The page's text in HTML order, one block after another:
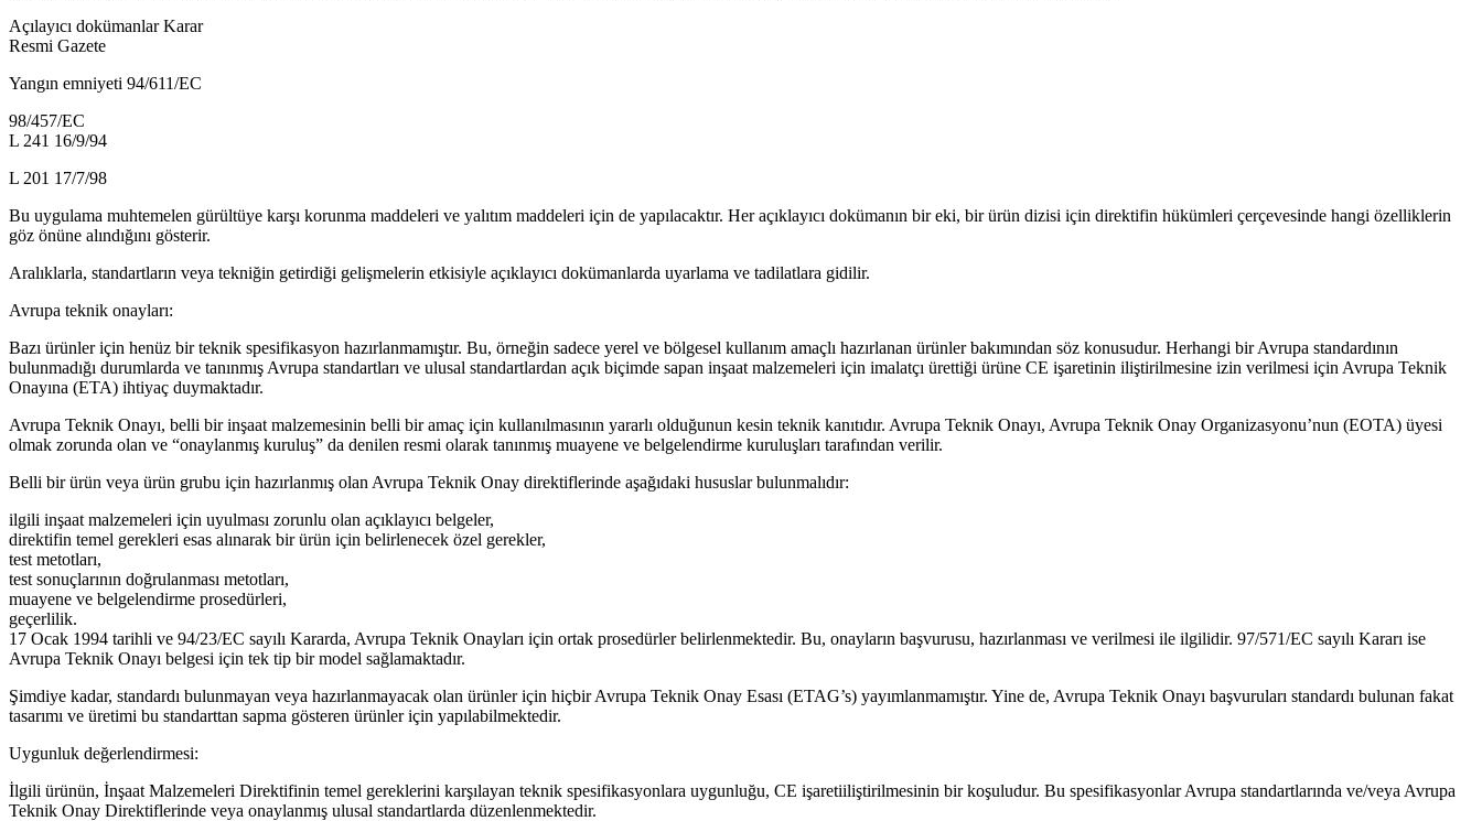
Açılayıcı dokümanlar Karar
Resmi Gazete
Yangın emniyeti 94/611/EC
98/457/EC
L 241 16/9/94
L 201 17/7/98
Bu uygulama muhtemelen gürültüye karşı korunma maddeleri ve yalıtım maddeleri için de yapılacaktır. Her açıklayıcı dokümanın bir eki, bir ürün dizisi için direktifin hükümleri çerçevesinde hangi özelliklerin
göz önüne alındığını gösterir.
Aralıklarla, standartların veya tekniğin getirdiği gelişmelerin etkisiyle açıklayıcı dokümanlarda uyarlama ve tadilatlara gidilir.
Avrupa teknik onayları:
Bazı ürünler için henüz bir teknik spesifikasyon hazırlanmamıştır. Bu, örneğin sadece yerel ve bölgesel kullanım amaçlı hazırlanan ürünler bakımından söz konusudur. Herhangi bir Avrupa standardının
bulunmadığı durumlarda ve tanınmış Avrupa standartları ve ulusal standartlardan açık biçimde sapan inşaat malzemeleri için imalatçı ürettiği ürüne CE işaretinin iliştirilmesine izin verilmesi için Avrupa Teknik
Onayına (ETA) ihtiyaç duymaktadır.
Avrupa Teknik Onayı, belli bir inşaat malzemesinin belli bir amaç için kullanılmasının yararlı olduğunun kesin teknik kanıtıdır. Avrupa Teknik Onayı, Avrupa Teknik Onay Organizasyonu’nun (EOTA) üyesi
olmak zorunda olan ve “onaylanmış kuruluş” da denilen resmi olarak tanınmış muayene ve belgelendirme kuruluşları tarafından verilir.
Belli bir ürün veya ürün grubu için hazırlanmış olan Avrupa Teknik Onay direktiflerinde aşağıdaki hususlar bulunmalıdır:
ilgili inşaat malzemeleri için uyulması zorunlu olan açıklayıcı belgeler,
direktifin temel gerekleri esas alınarak bir ürün için belirlenecek özel gerekler,
test metotları,
test sonuçlarının doğrulanması metotları,
muayene ve belgelendirme prosedürleri,
geçerlilik.
17 Ocak 1994 tarihli ve 94/23/EC sayılı Kararda, Avrupa Teknik Onayları için ortak prosedürler belirlenmektedir. Bu, onayların başvurusu, hazırlanması ve verilmesi ile ilgilidir. 97/571/EC sayılı Kararı ise
Avrupa Teknik Onayı belgesi için tek tip bir model sağlamaktadır.
Şimdiye kadar, standardı bulunmayan veya hazırlanmayacak olan ürünler için hiçbir Avrupa Teknik Onay Esası (ETAG’s) yayımlanmamıştır. Yine de, Avrupa Teknik Onayı başvuruları standardı bulunan fakat
tasarımı ve üretimi bu standarttan sapma gösteren ürünler için yapılabilmektedir.
Uygunluk değerlendirmesi:
İlgili ürünün, İnşaat Malzemeleri Direktifinin temel gereklerini karşılayan teknik spesifikasyonlara uygunluğu, CE işaretiiliştirilmesinin bir koşuludur. Bu spesifikasyonlar Avrupa standartlarında ve/veya Avrupa
Teknik Onay Direktiflerinde veya onaylanmış ulusal standartlarda düzenlenmektedir.